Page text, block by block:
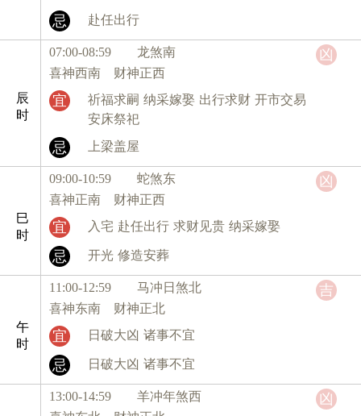
忌 赴任出行
辰
时
07:00-08:59 龙煞南
喜神西南 财神正西
宜 祈福求嗣 纳采嫁娶 出行求财 开市交易
安床祭祀
忌 上梁盖屋
凶
巳
时
09:00-10:59 蛇煞东
喜神正南 财神正西
宜 入宅 赴任出行 求财见贵 纳采嫁娶
忌 开光 修造安葬
凶
午
时
11:00-12:59 马冲日煞北
喜神东南 财神正北
宜 日破大凶 诸事不宜
忌 日破大凶 诸事不宜
吉
13:00-14:59 羊冲年煞西
凶